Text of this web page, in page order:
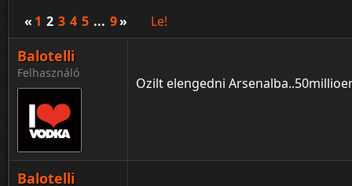
« 1 2 3 4 5 ... 9» Le!
Balotelli
Felhasználó
Ozilt elengedni
Balotelli